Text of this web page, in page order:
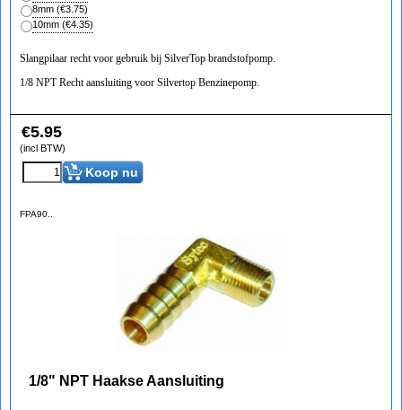
8mm (€3.75)
10mm (€4.35)
Slangpilaar recht voor gebruik bij SilverTop brandstofpomp.
1/8 NPT Recht aansluiting voor Silvertop Benzinepomp.
€5.95
(incl BTW)
Koop nu
FPA90..
1/8" NPT Haakse Aansluiting